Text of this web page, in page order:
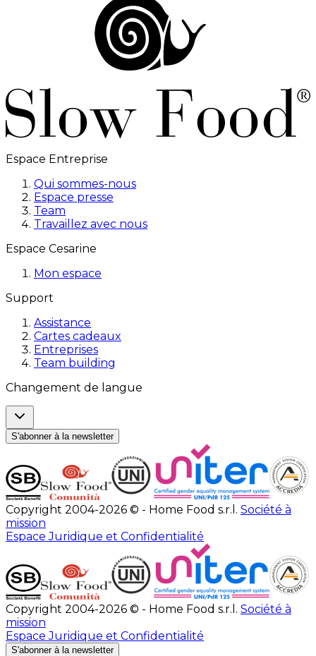
Espace Entreprise
Qui sommes-nous
Espace presse
Team
Travaillez avec nous
Espace Cesarine
Mon espace
Support
Assistance
Cartes cadeaux
Entreprises
Team building
Changement de langue
S'abonner à la newsletter
Copyright 2004-2026 © - Home Food s.r.l. Société à
mission
Espace Juridique et Confidentialité
Copyright 2004-2026 © - Home Food s.r.l. Société à
mission
Espace Juridique et Confidentialité
S'abonner à la newsletter